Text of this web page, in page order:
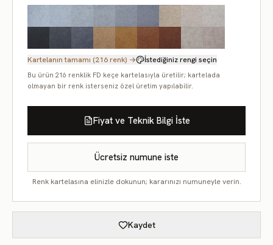
Kartelanın tamamı (216 renk) → İstediğiniz rengi seçin
Bu ürün 216 renklik FD keçe kartelasıyla üretilir; kartelada
olmayan bir renk isterseniz özel üretim yapılabilir.
Fiyat ve Teknik Bilgi İste
Ücretsiz numune iste
Renk kartelasına elinizle dokunun; kararınızı numuneyle verin.
Kaydet